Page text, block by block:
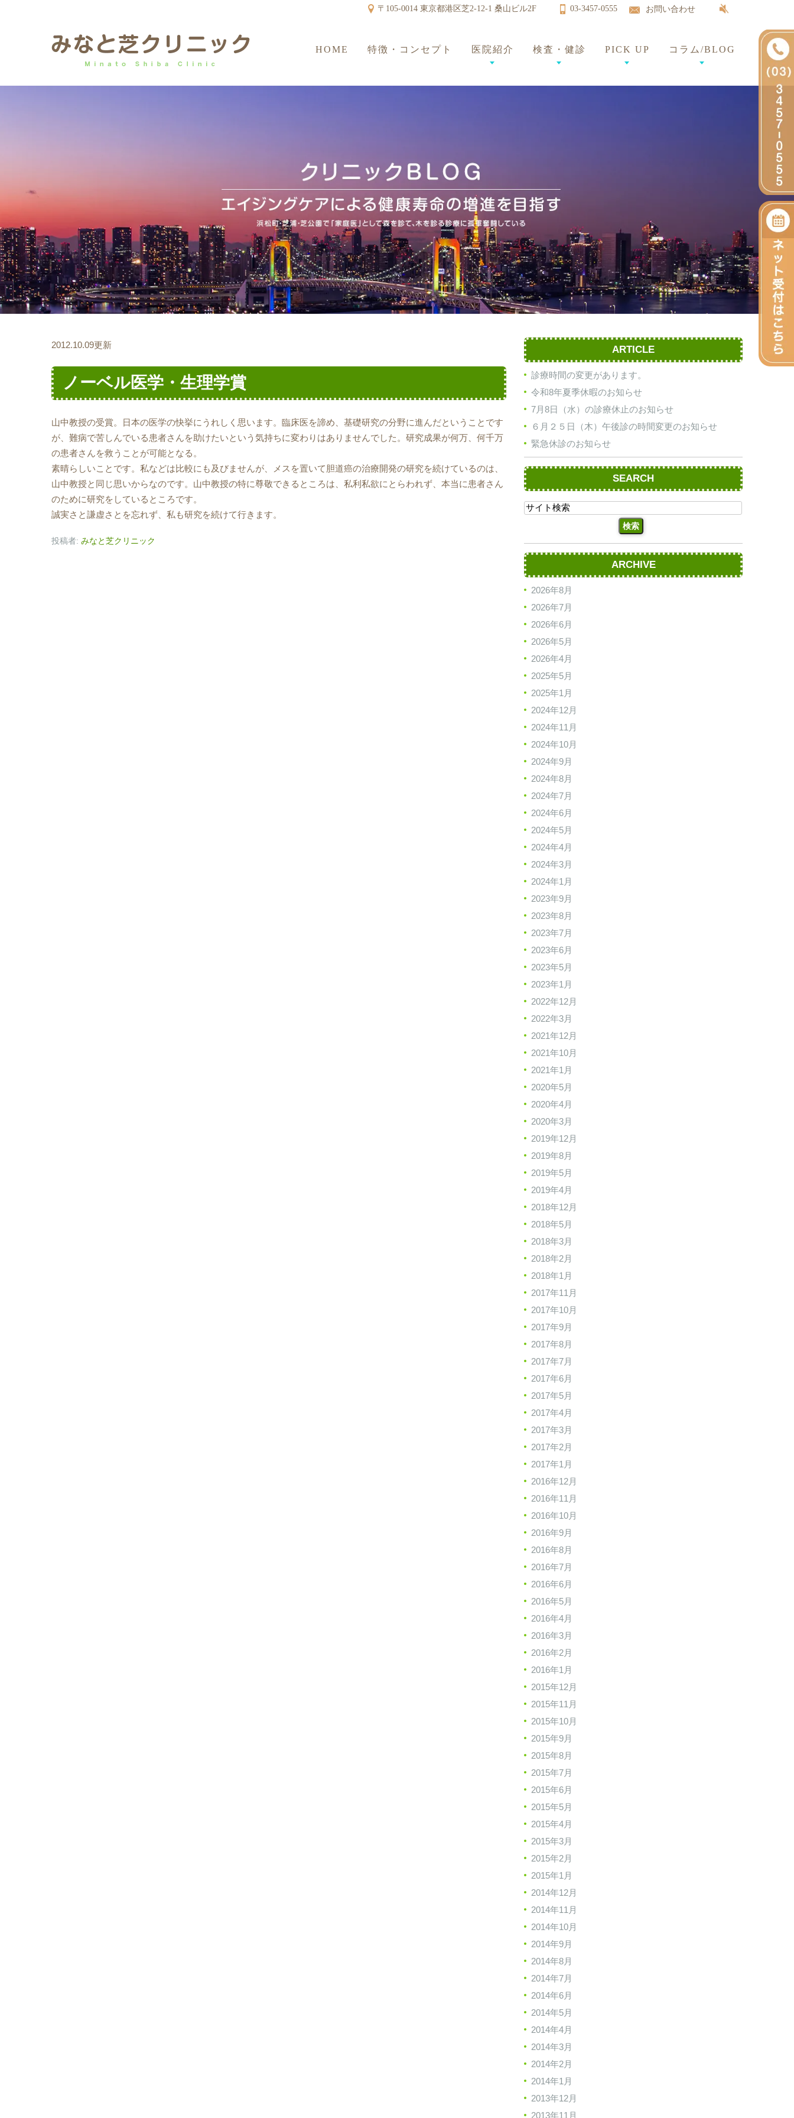
〒105-0014 東京都港区芝2-12-1 桑山ビル2F 03-3457-0555 お問い合わせ
HOME 特徴・コンセプト 医院紹介 検査・健診 PICK UP コラム/BLOG
2012.10.09更新
ノーベル医学・生理学賞
山中教授の受賞。日本の医学の快挙にうれしく思います。臨床医を諦め、基礎研究の分野に進んだということです
が、難病で苦しんでいる患者さんを助けたいという気持ちに変わりはありませんでした。研究成果が何万、何千万
の患者さんを救うことが可能となる。
素晴らしいことです。私などは比較にも及びませんが、メスを置いて胆道癌の治療開発の研究を続けているのは、
山中教授と同じ思いからなのです。山中教授の特に尊敬できるところは、私利私欲にとらわれず、本当に患者さん
のために研究をしているところです。
誠実さと謙虚さとを忘れず、私も研究を続けて行きます。
投稿者: みなと芝クリニック
ARTICLE
診療時間の変更があります。
令和8年夏季休暇のお知らせ
7月8日（水）の診療休止のお知らせ
６月２５日（木）午後診の時間変更のお知らせ
緊急休診のお知らせ
SEARCH
ARCHIVE
2026年8月
2026年7月
2026年6月
2026年5月
2026年4月
2025年5月
2025年1月
2024年12月
2024年11月
2024年10月
2024年9月
2024年8月
2024年7月
2024年6月
2024年5月
2024年4月
2024年3月
2024年1月
2023年9月
2023年8月
2023年7月
2023年6月
2023年5月
2023年1月
2022年12月
2022年3月
2021年12月
2021年10月
2021年1月
2020年5月
2020年4月
2020年3月
2019年12月
2019年8月
2019年5月
2019年4月
2018年12月
2018年5月
2018年3月
2018年2月
2018年1月
2017年11月
2017年10月
2017年9月
2017年8月
2017年7月
2017年6月
2017年5月
2017年4月
2017年3月
2017年2月
2017年1月
2016年12月
2016年11月
2016年10月
2016年9月
2016年8月
2016年7月
2016年6月
2016年5月
2016年4月
2016年3月
2016年2月
2016年1月
2015年12月
2015年11月
2015年10月
2015年9月
2015年8月
2015年7月
2015年6月
2015年5月
2015年4月
2015年3月
2015年2月
2015年1月
2014年12月
2014年11月
2014年10月
2014年9月
2014年8月
2014年7月
2014年6月
2014年5月
2014年4月
2014年3月
2014年2月
2014年1月
2013年12月
2013年11月